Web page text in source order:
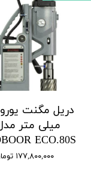
میلی متر
ECO.80S
۱۷۷,۸۰۰,۰۰۰ تومان